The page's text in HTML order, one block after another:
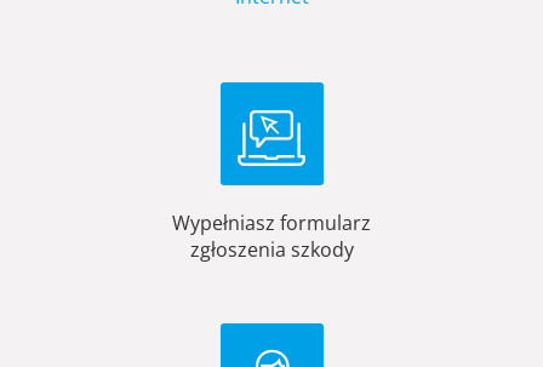
Wypełniasz formularz
zgłoszenia szkody